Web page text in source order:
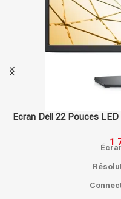
Ecran Dell 24
2 393,00
Résolution
Connectivité